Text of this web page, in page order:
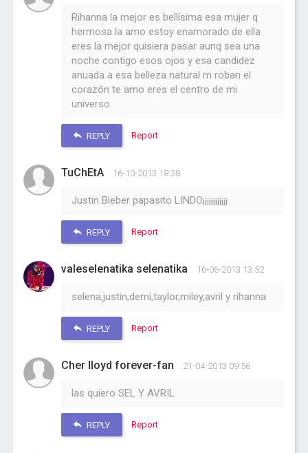
Rihanna la mejor es bellísima esa mujer q
hermosa la amo estoy enamorado de ella
eres la mejor quisiera pasar aunq sea una
noche contigo esos ojos y esa candidez
anuada a esa belleza natural m roban el
corazón te amo eres el centro de mi
universo
REPLY Report
TuChEtA 16-10-2013 18:38
Justin Bieber papasito LINDO¡¡¡¡¡¡¡¡¡¡¡¡
REPLY Report
valeselenatika selenatika 16-06-2013 13:52
selena,justin,demi,taylor,miley,avril y rihanna
REPLY Report
Cher lloyd forever-fan 21-04-2013 09:56
las quiero SEL Y AVRIL
REPLY Report